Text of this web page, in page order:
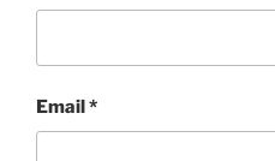
Email*